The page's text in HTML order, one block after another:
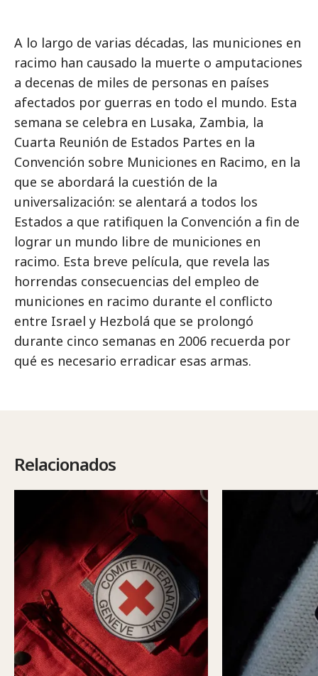
A lo largo de varias décadas, las municiones en
racimo han causado la muerte o amputaciones
a decenas de miles de personas en países
afectados por guerras en todo el mundo. Esta
semana se celebra en Lusaka, Zambia, la
Cuarta Reunión de Estados Partes en la
Convención sobre Municiones en Racimo, en la
que se abordará la cuestión de la
universalización: se alentará a todos los
Estados a que ratifiquen la Convención a fin de
lograr un mundo libre de municiones en
racimo. Esta breve película, que revela las
horrendas consecuencias del empleo de
municiones en racimo durante el conflicto
entre Israel y Hezbolá que se prolongó
durante cinco semanas en 2006 recuerda por
qué es necesario erradicar esas armas.
Relacionados